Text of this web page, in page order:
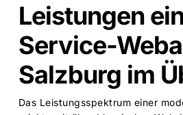
Leistungen
Service-
Salzburg im
Das Leistungsspektrum einer